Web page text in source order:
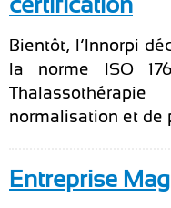
Bientôt, l’Innorpi
la norme ISO
normalisation et de
Entreprise